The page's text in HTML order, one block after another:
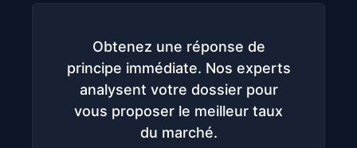
Obtenez une réponse de
principe immédiate. Nos experts
analysent votre dossier pour
vous proposer le meilleur taux
du marché.